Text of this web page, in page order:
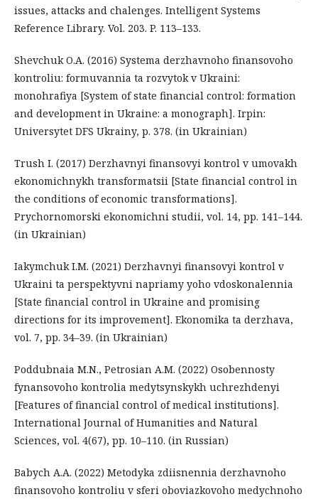
issues, attacks and chalenges. Intelligent Systems
Reference Library. Vol. 203. P. 113–133.
Shevchuk O.A. (2016) Systema derzhavnoho finansovoho
kontroliu: formuvannia ta rozvytok v Ukraini:
monohrafiya [System of state financial control: formation
and development in Ukraine: a monograph]. Irpin:
Universytet DFS Ukrainy, p. 378. (in Ukrainian)
Trush I. (2017) Derzhavnyi finansovyi kontrol v umovakh
ekonomichnykh transformatsii [State financial control in
the conditions of economic transformations].
Prychornomorski ekonomichni studii, vol. 14, pp. 141–144.
(in Ukrainian)
Iakymchuk I.M. (2021) Derzhavnyi finansovyi kontrol v
Ukraini ta perspektyvni napriamy yoho vdoskonalennia
[State financial control in Ukraine and promising
directions for its improvement]. Ekonomika ta derzhava,
vol. 7, pp. 34–39. (in Ukrainian)
Poddubnaia M.N., Petrosian A.M. (2022) Osobennosty
fynansovoho kontrolia medytsynskykh uchrezhdenyi
[Features of financial control of medical institutions].
International Journal of Humanities and Natural
Sciences, vol. 4(67), pp. 10–110. (in Russian)
Babych A.A. (2022) Metodyka zdiisnennia derzhavnoho
finansovoho kontroliu v sferi oboviazkovoho medychnoho